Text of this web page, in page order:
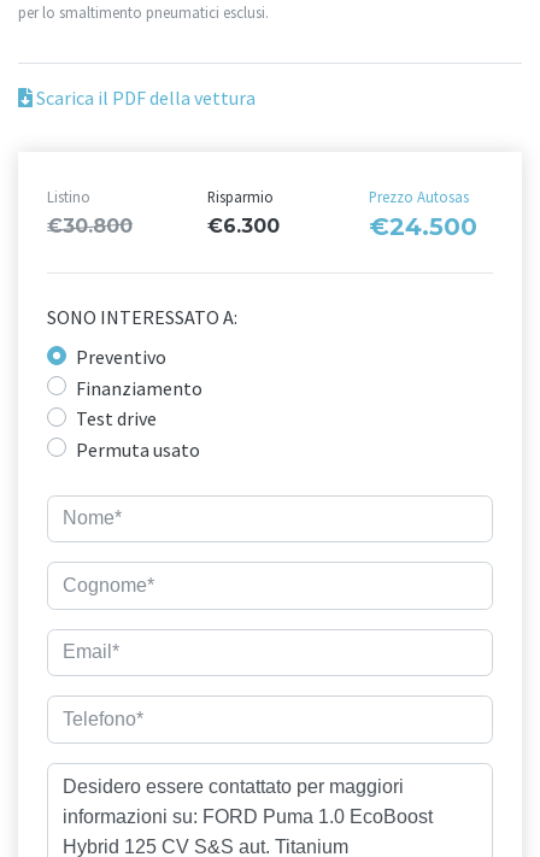
per lo smaltimento pneumatici esclusi.
Scarica il PDF della vettura
Listino
€30.800
Risparmio
€6.300
Prezzo Autosas
€24.500
SONO INTERESSATO A:
Preventivo
Finanziamento
Test drive
Permuta usato